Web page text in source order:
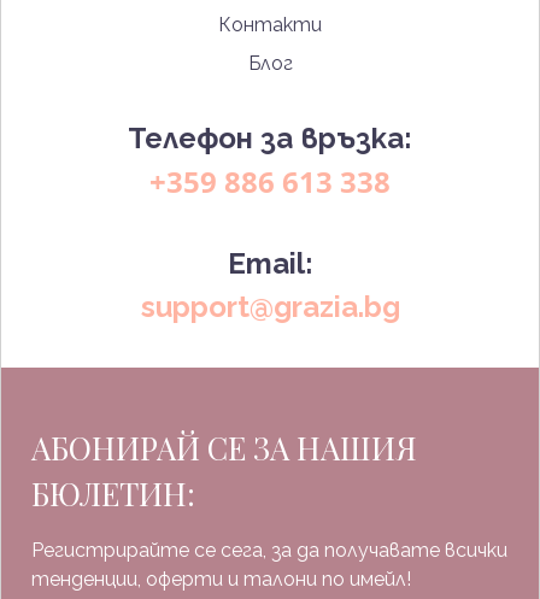
Контакти
Блог
Телефон за връзка:
+359 886 613 338
Email:
support@grazia.bg
АБОНИРАЙ СЕ ЗА НАШИЯ
БЮЛЕТИН:
Регистрирайте се сега, за да получавате всички
тенденции, оферти и талони по имейл!